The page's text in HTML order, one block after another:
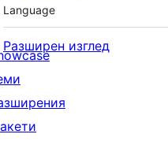
Language
Разширен изглед